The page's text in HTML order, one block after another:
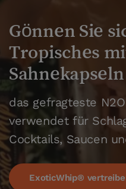
Gönnen Sie
Tropisches
Sahnekapseln
das gefragteste
verwendet für
Cocktails, Saucen
ExoticWhip®